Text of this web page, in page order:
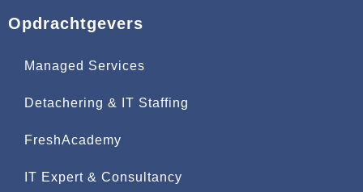
Opdrachtgevers
Managed Services
Detachering & IT Staffing
FreshAcademy
IT Expert & Consultancy